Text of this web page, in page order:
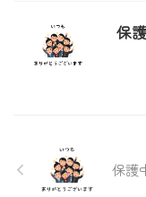
保
保護